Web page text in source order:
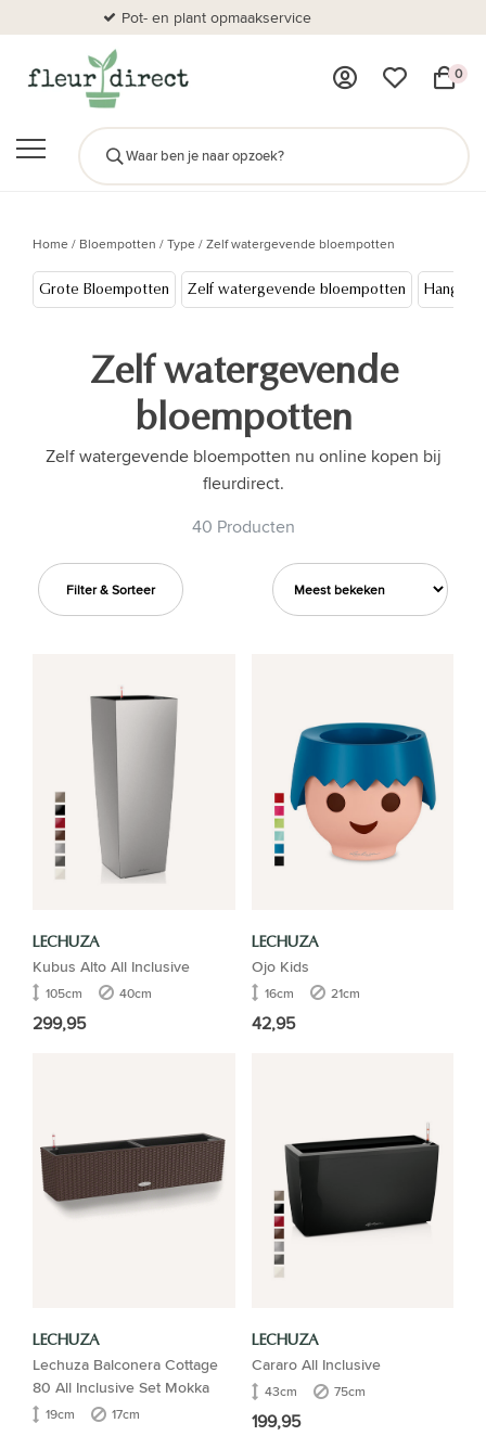
Pot- en plant opmaakservice
0
Home/ Bloempotten /Type/Zelf watergevende bloempotten
Grote Bloempotten Zelf watergevende bloempotten
Zelf watergevende
bloempotten
Zelf watergevende bloempotten nu online kopen bij
fleurdirect.
40 Producten
Filter & Sorteer
LECHUZA
Kubus Alto All Inclusive
105cm 40cm
299,95
LECHUZA
Ojo Kids
16cm 21cm
42,95
LECHUZA
Lechuza Balconera Cottage
80 All Inclusive Set Mokka
19cm 17cm
LECHUZA
Cararo All Inclusive
43cm 75cm
199,95